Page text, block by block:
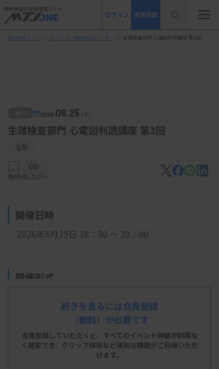
臨床検査の総合情報サイト
ログイン 会員登録
MTJONEトップ ＞ イベント・研修会カレンダー ＞ 生理検査部門 心電図判読講座 第3回
2026. 06.25（木）
生理検査部門 心電図判読講座 第3回
生理
保存URLコピー
開催日時
2026年6月25日 18：30 ～ 20：00
開催形式
会 場
大阪医療技術学園専門学校 2階教室
続きを見るには会員登録
（無料）が必要です
会員登録していただくと、すべてのイベント詳細が制限な
く閲覧でき、 クリップ保存など便利な機能がご利用いただ
けます。